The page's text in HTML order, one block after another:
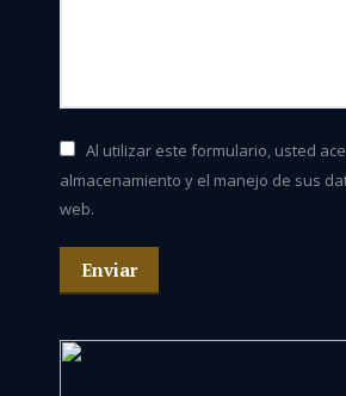
Al utilizar este formulario, usted
almacenamiento y el manejo de sus
web.
Enviar